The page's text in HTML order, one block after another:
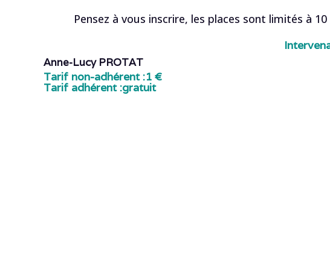
Pensez à vous inscrire, les places sont limités à 10
Anne-Lucy PROTAT
Tarif non-adhérent :1 €
Tarif adhérent :gratuit